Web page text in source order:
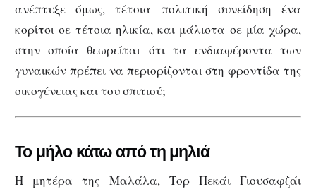
ανέπτυξε όμως, τέτοια πολιτική συνείδηση ένα
κορίτσι σε τέτοια ηλικία, και μάλιστα σε μία χώρα,
στην οποία θεωρείται ότι τα ενδιαφέροντα των
γυναικών πρέπει να περιορίζονται στη φροντίδα της
οικογένειας και του σπιτιού;
Το μήλο κάτω από τη μηλιά
Η μητέρα της Μαλάλα, Τορ Πεκάι Γιουσαφζάι